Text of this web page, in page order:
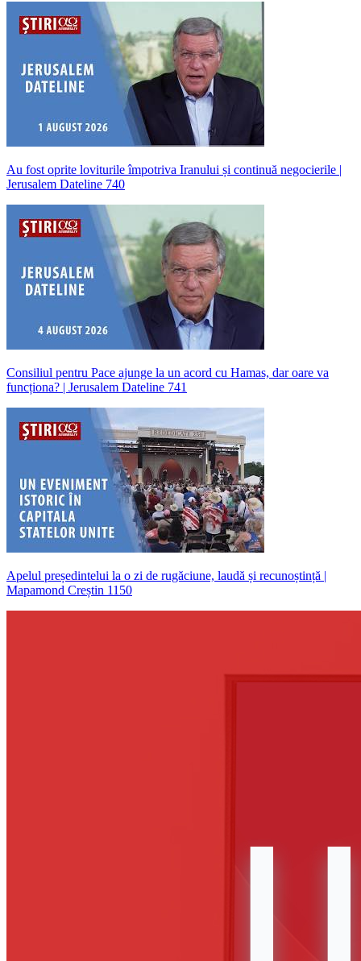
Au fost oprite loviturile împotriva Iranului și continuă negocierile |
Jerusalem Dateline 740
Consiliul pentru Pace ajunge la un acord cu Hamas, dar oare va
funcționa? | Jerusalem Dateline 741
Apelul președintelui la o zi de rugăciune, laudă și recunoștință |
Mapamond Creștin 1150